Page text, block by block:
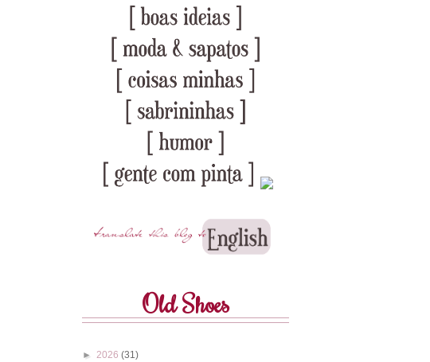
Old Shoes
► 2026 (31)